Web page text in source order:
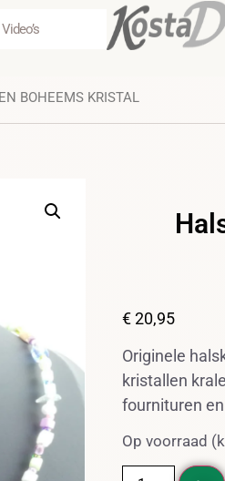
Video’s
BOHEEMS KRISTAL
€20,95
Originele
kristallen
fournituren
Op voorraad